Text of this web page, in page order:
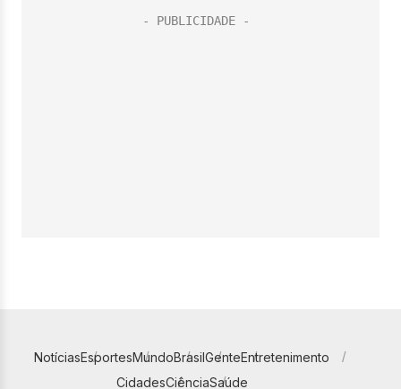
NotíciasEsportesMundoBrasilGenteEntretenimento
CidadesCiênciaSaúde